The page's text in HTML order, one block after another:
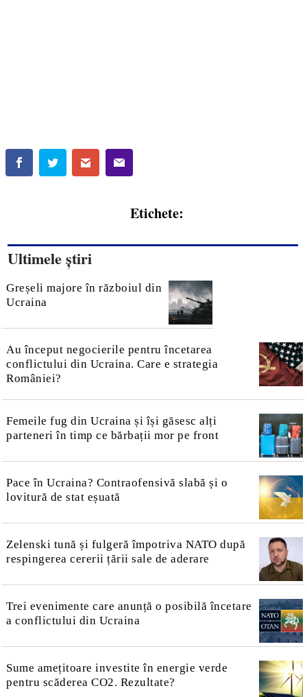
Etichete:
Ultimele știri
Greșeli majore în războiul din
Ucraina
Au început negocierile pentru încetarea
conflictului din Ucraina. Care e strategia
României?
Femeile fug din Ucraina și își găsesc alți
parteneri în timp ce bărbații mor pe front
Pace în Ucraina? Contraofensivă slabă și o
lovitură de stat eșuată
Zelenski tună și fulgeră împotriva NATO după
respingerea cererii țării sale de aderare
Trei evenimente care anunță o posibilă încetare
a conflictului din Ucraina
Sume amețitoare investite în energie verde
pentru scăderea CO2. Rezultate?